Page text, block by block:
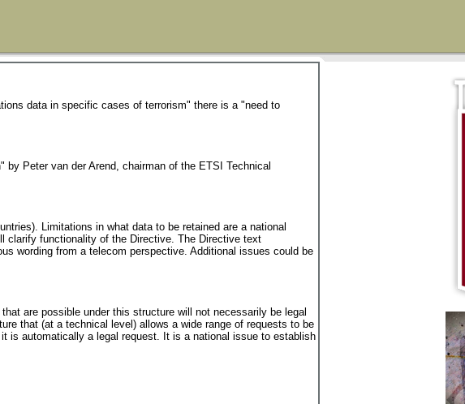
data in specific cases of terrorism" there is a "need to
by Peter van der Arend, chairman of the ETSI Technical
Limitations in what data to be retained are a national
clarify functionality of the Directive. The Directive text
wording from a telecom perspective. Additional issues could be
are possible under this structure will not necessarily be legal
that (at a technical level) allows a wide range of requests to be
is automatically a legal request. It is a national issue to establish